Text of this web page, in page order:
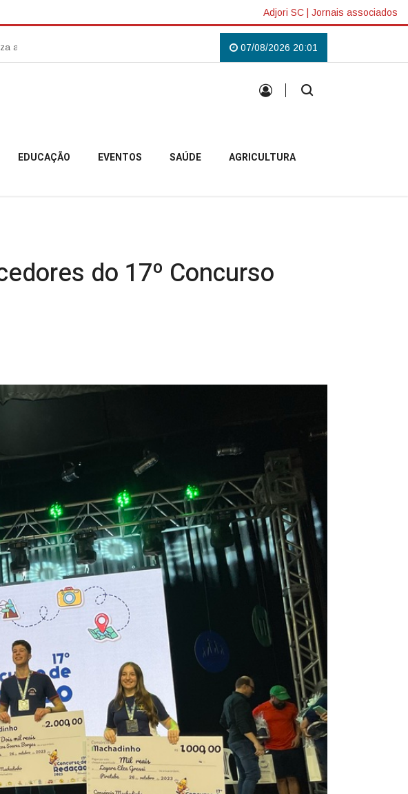
Adjori SC | Jornais associados
Campanha Agosto Lilás em Campo Belo do Sul Uma tradição que voltou a reunir a
07/08/2026 20:01
EDUCAÇÃO EVENTOS SAÚDE AGRICULTURA
do 17º Concurso